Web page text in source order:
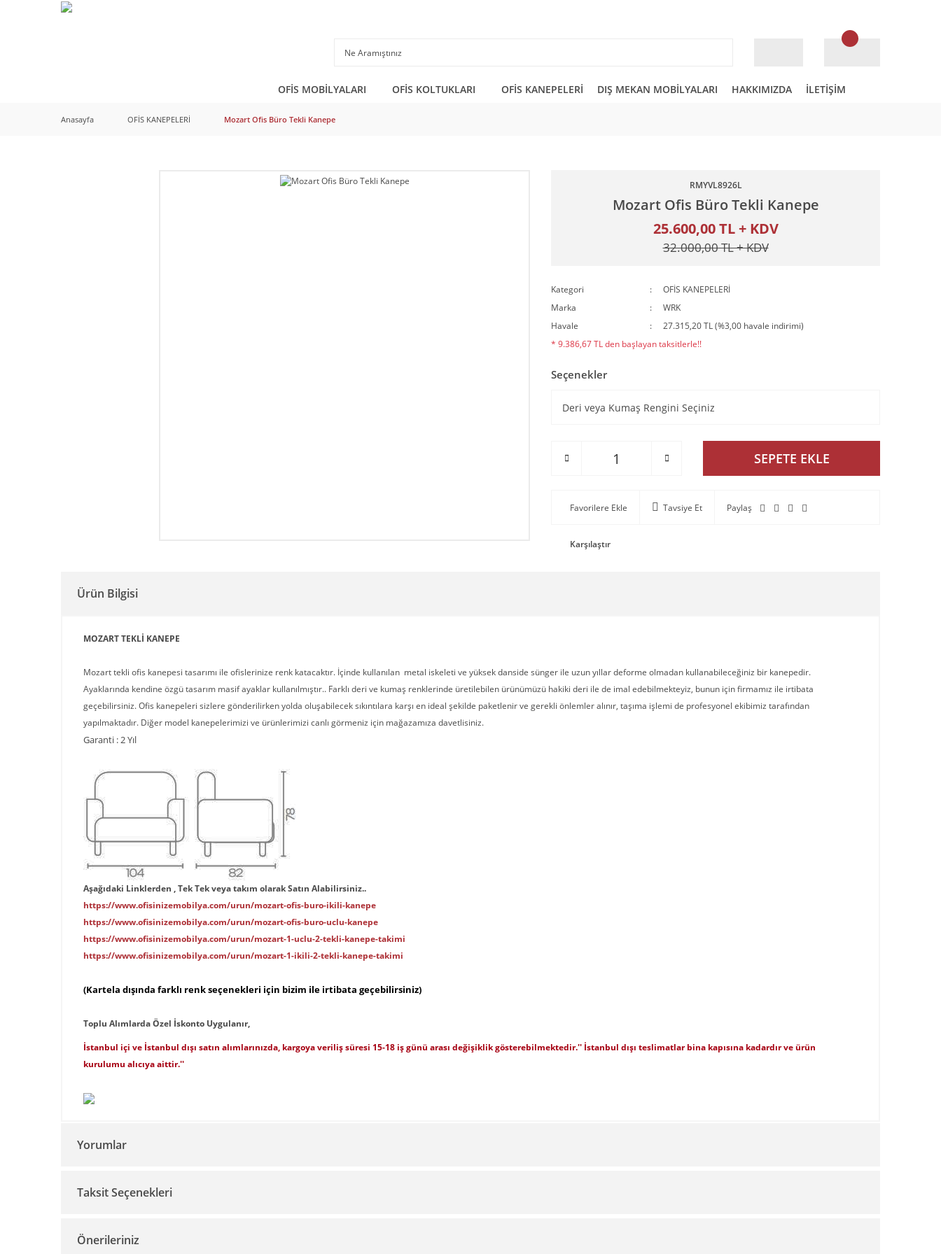
OFİS MOBİLYALARI OFİS KOLTUKLARI OFİS KANEPELERİ DIŞ MEKAN MOBİLYALARI HAKKIMIZDA İLETİŞİM
Anasayfa OFİS KANEPELERİ Mozart Ofis Büro Tekli Kanepe
RMYVL8926L
Mozart Ofis Büro Tekli Kanepe
25.600,00 TL + KDV
32.000,00 TL + KDV
Kategori
OFİS KANEPELERİ
Marka
WRK
Havale
27.315,20 TL (%3,00 havale indirimi)
* 9.386,67 TL den başlayan taksitlerle!!
Seçenekler
SEPETE EKLE
Tavsiye Et Paylaş
Karşılaştır
Ürün Bilgisi
MOZART TEKLİ KANEPE
Mozart tekli ofis kanepesi tasarımı ile ofislerinize renk katacaktır. İçinde kullanılan metal iskeleti ve yüksek danside sünger ile uzun yıllar deforme olmadan kullanabileceğiniz bir kanepedir.
Ayaklarında kendine özgü tasarım masif ayaklar kullanılmıştır.. Farklı deri ve kumaş renklerinde üretilebilen ürünümüzü hakiki deri ile de imal edebilmekteyiz, bunun için firmamız ile irtibata
geçebilirsiniz. Ofis kanepeleri sizlere gönderilirken yolda oluşabilecek sıkıntılara karşı en ideal şekilde paketlenir ve gerekli önlemler alınır, taşıma işlemi de profesyonel ekibimiz tarafından
yapılmaktadır. Diğer model kanepelerimizi ve ürünlerimizi canlı görmeniz için mağazamıza davetlisiniz.
Garanti : 2 Yıl
Aşağıdaki Linklerden , Tek Tek veya takım olarak Satın Alabilirsiniz..
https://www.ofisinizemobilya.com/urun/mozart-ofis-buro-ikili-kanepe
https://www.ofisinizemobilya.com/urun/mozart-ofis-buro-uclu-kanepe
https://www.ofisinizemobilya.com/urun/mozart-1-uclu-2-tekli-kanepe-takimi
https://www.ofisinizemobilya.com/urun/mozart-1-ikili-2-tekli-kanepe-takimi
(Kartela dışında farklı renk seçenekleri için bizim ile irtibata geçebilirsiniz)
Toplu Alımlarda Özel İskonto Uygulanır,
İstanbul içi ve İstanbul dışı satın alımlarınızda, kargoya veriliş süresi 15-18 iş günü arası değişiklik gösterebilmektedir.'' İstanbul dışı teslimatlar bina kapısına kadardır ve ürün
kurulumu alıcıya aittir.''
Yorumlar
Taksit Seçenekleri
Önerileriniz